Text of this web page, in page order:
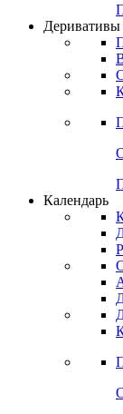
Деривативы
Календарь